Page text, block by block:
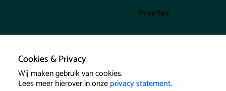
Cookies & Privacy
Wij maken gebruik van cookies.
Lees meer hierover in onzeprivacy statement.
Proefles